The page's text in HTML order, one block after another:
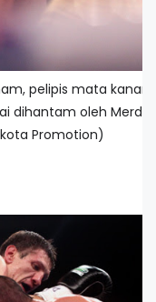
pelipis mata kanan
dihantam oleh
Promotion)